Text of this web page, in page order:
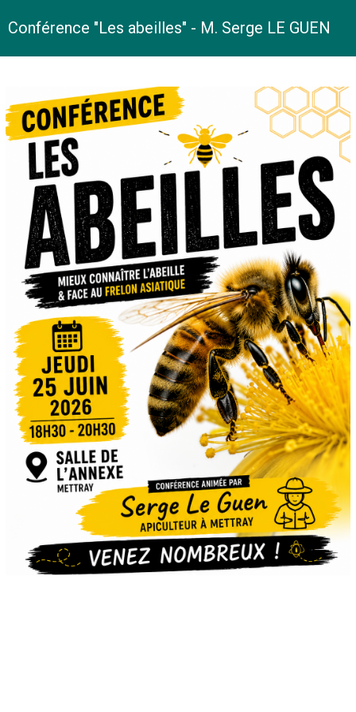
Conférence "Les abeilles" - M. Serge LE GUEN